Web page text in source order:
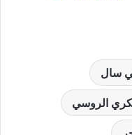
الروسي